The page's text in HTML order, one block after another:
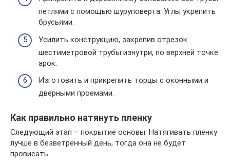
петлями с помощью шуруповерта. Углы укрепить
брусьями.
Усилить конструкцию, закрепив отрезок
шестиметровой трубы изнутри, по верхней точке
арок.
Изготовить и прикрепить торцы с оконными и
дверными проемами.
Как правильно натянуть пленку
Следующий этап – покрытие основы. Натягивать пленку
лучше в безветренный день, тогда она не будет
провисать.